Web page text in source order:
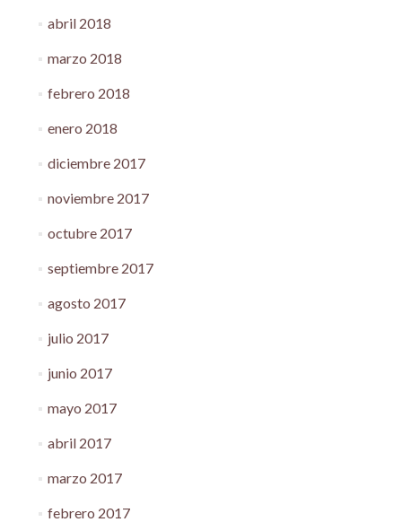
abril 2018
marzo 2018
febrero 2018
enero 2018
diciembre 2017
noviembre 2017
octubre 2017
septiembre 2017
agosto 2017
julio 2017
junio 2017
mayo 2017
abril 2017
marzo 2017
febrero 2017